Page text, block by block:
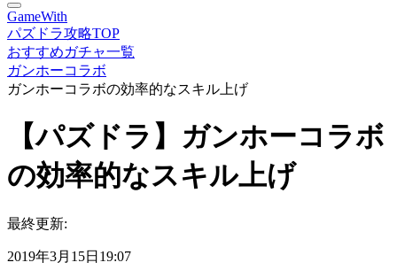
GameWith
パズドラ攻略TOP
おすすめガチャ一覧
ガンホーコラボ
ガンホーコラボの効率的なスキル上げ
【パズドラ】ガンホーコラボ
の効率的なスキル上げ
最終更新:
2019年3月15日19:07